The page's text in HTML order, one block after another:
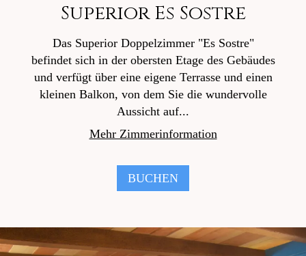
Superior Es Sostre
Das Superior Doppelzimmer "Es Sostre"
befindet sich in der obersten Etage des Gebäudes
und verfügt über eine eigene Terrasse und einen
kleinen Balkon, von dem Sie die wundervolle
Aussicht auf...
Mehr Zimmerinformation
BUCHEN